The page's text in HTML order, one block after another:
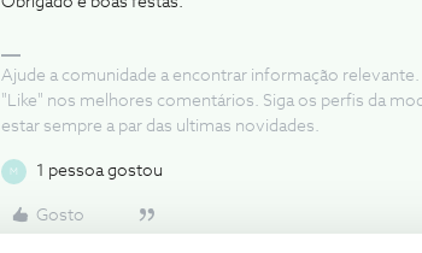
Ajude a comunidade a encontrar informação
"Like" nos melhores comentários. Siga os perfis da
estar sempre a par das ultimas novidades.
M 1 pessoa gostou
Gosto